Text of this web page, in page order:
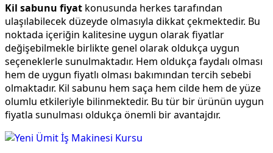
Kil sabunu fiyat konusunda herkes tarafından
ulaşılabilecek düzeyde olmasıyla dikkat çekmektedir. Bu
noktada içeriğin kalitesine uygun olarak fiyatlar
değişebilmekle birlikte genel olarak oldukça uygun
seçeneklerle sunulmaktadır. Hem oldukça faydalı olması
hem de uygun fiyatlı olması bakımından tercih sebebi
olmaktadır. Kil sabunu hem saça hem cilde hem de yüze
olumlu etkileriyle bilinmektedir. Bu tür bir ürünün uygun
fiyatla sunulması oldukça önemli bir avantajdır.